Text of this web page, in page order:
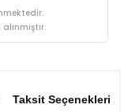
Taksit Seçenekleri